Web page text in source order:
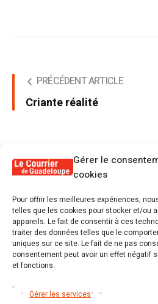
Gérer le
cookies
Pour offrir les meilleures expériences,
telles que les cookies pour stocker et/ou
appareils. Le fait de consentir à ces
traiter des données telles que le
uniques sur ce site. Le fait de ne pas
consentement peut avoir un effet négatif
et fonctions.
Gérer les services
PRÉCÉDENT ARTICLE
Criante réalité
Poster un
Tu dois êtreconnectéPoster un